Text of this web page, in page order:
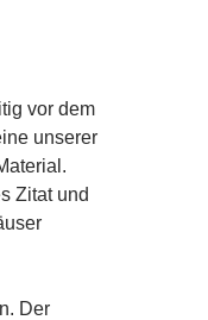
vor dem
unserer
Zitat und
Der